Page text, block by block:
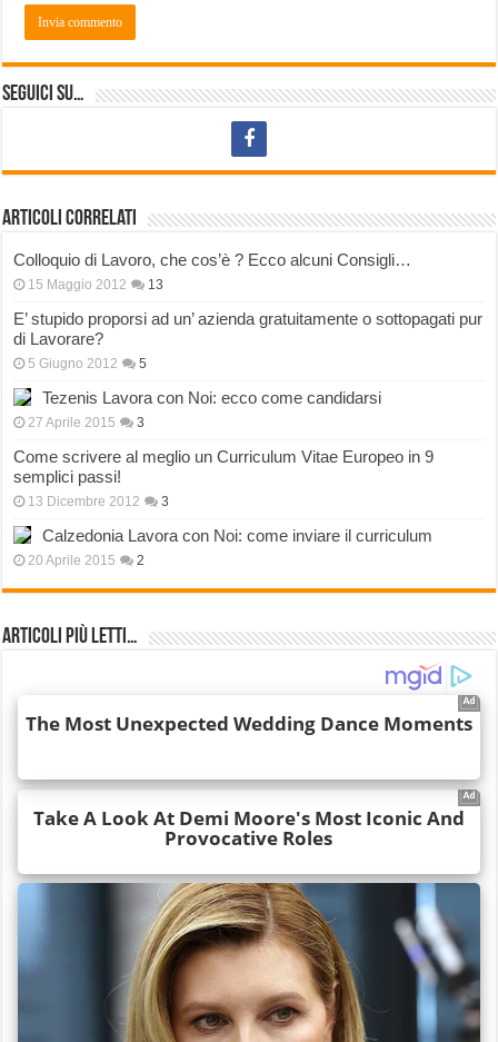
Seguici su…
Articoli correlati
Colloquio di Lavoro, che cos’è ? Ecco alcuni Consigli…
15 Maggio 2012 13
E’ stupido proporsi ad un’ azienda gratuitamente o sottopagati pur
di Lavorare?
5 Giugno 2012 5
Tezenis Lavora con Noi: ecco come candidarsi
27 Aprile 2015 3
Come scrivere al meglio un Curriculum Vitae Europeo in 9
semplici passi!
13 Dicembre 2012 3
Calzedonia Lavora con Noi: come inviare il curriculum
20 Aprile 2015 2
Articoli più Letti…